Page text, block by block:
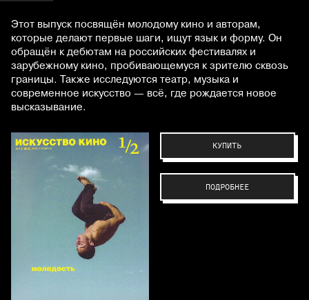
Этот выпуск посвящён молодому кино и авторам,
которые делают первые шаги, ищут язык и форму. Он
обращён к дебютам на российских фестивалях и
зарубежному кино, пробивающемуся к зрителю сквозь
границы. Также исследуются театр, музыка и
современное искусство — всё, где рождается новое
высказывание.
КУПИТЬ
ПОДРОБНЕЕ